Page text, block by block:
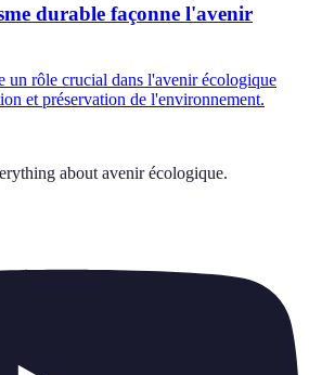
durable façonne l'avenir
un rôle crucial dans l'avenir écologique
et préservation de l'environnement.
about avenir écologique.